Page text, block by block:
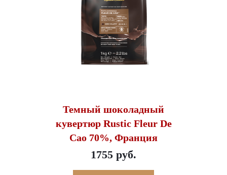
Темный шоколадный
кувертюр Rustic Fleur De
Cao 70%, Франция
1755 руб.